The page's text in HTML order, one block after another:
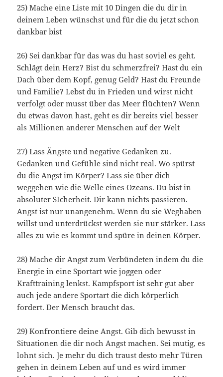
25) Mache eine Liste mit 10 Dingen die du dir in
deinem Leben wünschst und für die du jetzt schon
dankbar bist
26) Sei dankbar für das was du hast soviel es geht.
Schlägt dein Herz? Bist du schmerzfrei? Hast du ein
Dach über dem Kopf, genug Geld? Hast du Freunde
und Familie? Lebst du in Frieden und wirst nicht
verfolgt oder musst über das Meer flüchten? Wenn
du etwas davon hast, geht es dir bereits viel besser
als Millionen anderer Menschen auf der Welt
27) Lass Ängste und negative Gedanken zu.
Gedanken und Gefühle sind nicht real. Wo spürst
du die Angst im Körper? Lass sie über dich
weggehen wie die Welle eines Ozeans. Du bist in
absoluter SIcherheit. Dir kann nichts passieren.
Angst ist nur unangenehm. Wenn du sie Weghaben
willst und unterdrückst werden sie nur stärker. Lass
alles zu wie es kommt und spüre in deinen Körper.
28) Mache dir Angst zum Verbündeten indem du die
Energie in eine Sportart wie joggen oder
Krafttraining lenkst. Kampfsport ist sehr gut aber
auch jede andere Sportart die dich körperlich
fordert. Der Mensch braucht das.
29) Konfrontiere deine Angst. Gib dich bewusst in
Situationen die dir noch Angst machen. Sei mutig, es
lohnt sich. Je mehr du dich traust desto mehr Türen
gehen in deinem Leben auf und es wird immer